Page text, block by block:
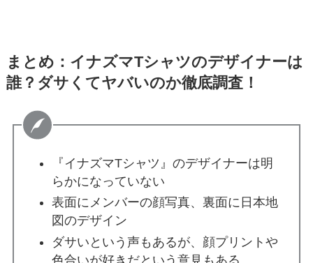
まとめ：イナズマTシャツのデザイナーは
誰？ダサくてヤバいのか徹底調査！
『イナズマTシャツ』のデザイナーは明
らかになっていない
表面にメンバーの顔写真、裏面に日本地
図のデザイン
ダサいという声もあるが、顔プリントや
色合いが好きだという意見もある。